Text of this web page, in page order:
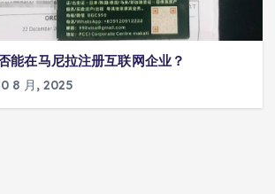
能在马尼拉注册互联网企业？
8 月, 2025